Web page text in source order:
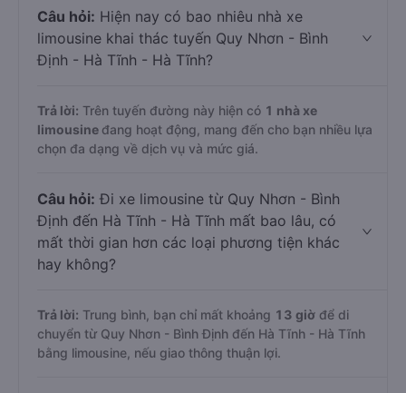
Câu hỏi: Hiện nay có bao nhiêu nhà xe
limousine khai thác tuyến Quy Nhơn - Bình
Định - Hà Tĩnh - Hà Tĩnh?
Trả lời: Trên tuyến đường này hiện có 1 nhà xe
limousine đang hoạt động, mang đến cho bạn nhiều lựa
chọn đa dạng về dịch vụ và mức giá.
Câu hỏi: Đi xe limousine từ Quy Nhơn - Bình
Định đến Hà Tĩnh - Hà Tĩnh mất bao lâu, có
mất thời gian hơn các loại phương tiện khác
hay không?
Trả lời: Trung bình, bạn chỉ mất khoảng 13 giờ để di
chuyển từ Quy Nhơn - Bình Định đến Hà Tĩnh - Hà Tĩnh
bằng limousine, nếu giao thông thuận lợi.